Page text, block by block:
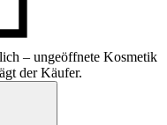
– ungeöffnete Kosmetik
der Käufer.